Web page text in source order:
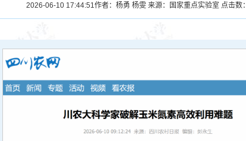
2026-06-10 17:44:51作者：杨勇 杨雯 来源：国家重点实验室 点击数：